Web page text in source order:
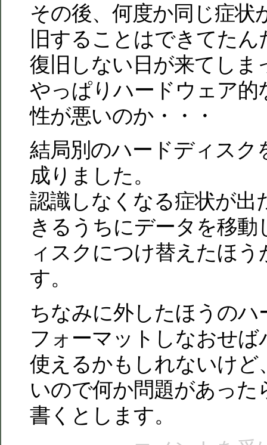
その後、何度か同じ症状
旧することはできてた
復旧しない日が来てしま
やっぱりハードウェア的
性が悪いのか・・・
結局別のハードディスク
成りました。
認識しなくなる症状が出
きるうちにデータを移動
ィスクにつけ替えたほ
す。
ちなみに外したほうのハ
フォーマットしなおせ
使えるかもしれないけど
いので何か問題があった
書くとします。